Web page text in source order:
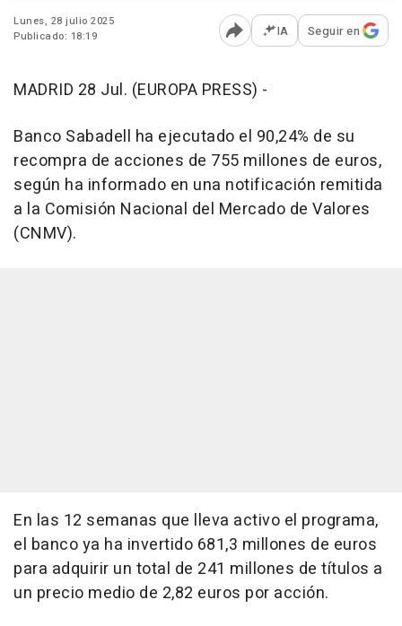
Lunes, 28 julio 2025
Publicado: 18:19
Abrir opciones para
IA Seguir en
MADRID 28 Jul. (EUROPA PRESS) -
Banco Sabadell ha ejecutado el 90,24% de su
recompra de acciones de 755 millones de euros,
según ha informado en una notificación remitida
a la Comisión Nacional del Mercado de Valores
(CNMV).
En las 12 semanas que lleva activo el programa,
el banco ya ha invertido 681,3 millones de euros
para adquirir un total de 241 millones de títulos a
un precio medio de 2,82 euros por acción.